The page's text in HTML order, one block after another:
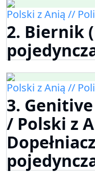
Polski z Anią //
2. Biernik
Polski z Anią //
3.
/ Polski z